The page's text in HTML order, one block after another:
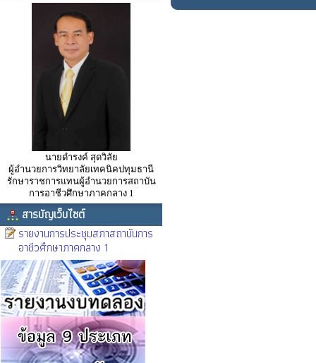
นายดำรงค์ สุดวิลัย
ผู้อำนวยการวิทยาลัยเทคนิคปทุมธานี
รักษาราชการแทนผู้อำนวยการสถาบัน
การอาชีวศึกษาภาคกลาง 1
สารบัญเว็บไซต์
รายงานการประชุมสภาสถาบันการ
อาชีวศึกษาภาคกลาง 1